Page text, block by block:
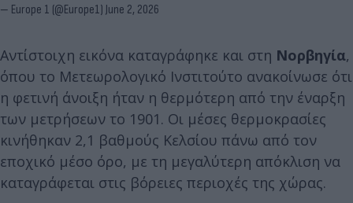
— Europe 1 (@Europe1) June 2, 2026
Αντίστοιχη εικόνα καταγράφηκε και στη Νορβηγία,
όπου το Μετεωρολογικό Ινστιτούτο ανακοίνωσε ότι
η φετινή άνοιξη ήταν η θερμότερη από την έναρξη
των μετρήσεων το 1901. Οι μέσες θερμοκρασίες
κινήθηκαν 2,1 βαθμούς Κελσίου πάνω από τον
εποχικό μέσο όρο, με τη μεγαλύτερη απόκλιση να
καταγράφεται στις βόρειες περιοχές της χώρας.